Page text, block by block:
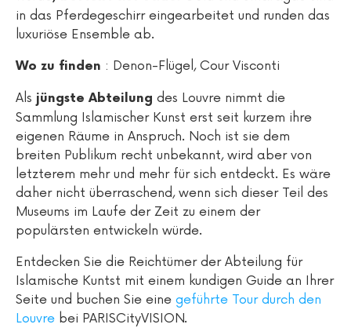
in das Pferdegeschirr eingearbeitet und runden das
luxuriöse Ensemble ab.
Wo zu finden : Denon-Flügel, Cour Visconti
Als jüngste Abteilung des Louvre nimmt die
Sammlung Islamischer Kunst erst seit kurzem ihre
eigenen Räume in Anspruch. Noch ist sie dem
breiten Publikum recht unbekannt, wird aber von
letzterem mehr und mehr für sich entdeckt. Es wäre
daher nicht überraschend, wenn sich dieser Teil des
Museums im Laufe der Zeit zu einem der
populärsten entwickeln würde.
Entdecken Sie die Reichtümer der Abteilung für
Islamische Kuntst mit einem kundigen Guide an Ihrer
Seite und buchen Sie eine geführte Tour durch den
Louvre bei PARISCityVISION.